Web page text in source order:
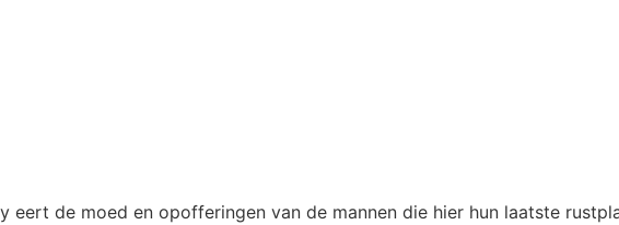
eert de moed en opofferingen van de mannen die hier hun laatste